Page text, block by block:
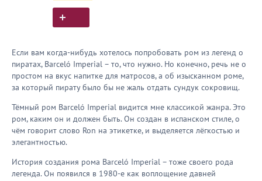
Если вам когда-нибудь хотелось попробовать ром из легенд о
пиратах, Barceló Imperial – то, что нужно. Но конечно, речь не о
простом на вкус напитке для матросов, а об изысканном роме,
за который пирату было бы не жаль отдать сундук сокровищ.
Тёмный ром Barceló Imperial видится мне классикой жанра. Это
ром, каким он и должен быть. Он создан в испанском стиле, о
чём говорит слово Ron на этикетке, и выделяется лёгкостью и
элегантностью.
История создания рома Barceló Imperial – тоже своего рода
легенда. Он появился в 1980-е как воплощение давней